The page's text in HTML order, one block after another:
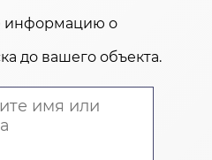
информацию о
до вашего объекта.